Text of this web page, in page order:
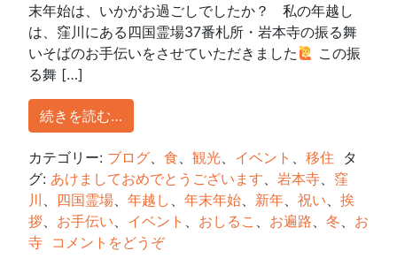
末年始は、いかがお過ごしでしたか？ 私の年越し
は、窪川にある四国霊場37番札所・岩本寺の振る舞
いそばのお手伝いをさせていただきました
この振
る舞 […]
続きを読む…
カテゴリー: ブログ、 食、 観光、 イベント 、 移住
タ
グ: あけましておめでとうございます、 岩本寺、 窪
川 、 四国霊場、 年越し 、 年末年始、 新年、 祝い、 挨
拶、 お手伝い、 イベント 、 おしるこ 、 お遍路、 冬、 お
寺 コメントをどうぞ